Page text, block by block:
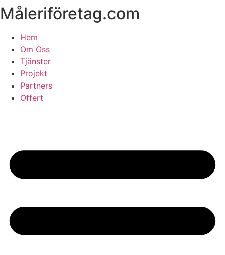
Skip
to
content
Måleriföretag.com
Hem
Om Oss
Tjänster
Projekt
Partners
Offert